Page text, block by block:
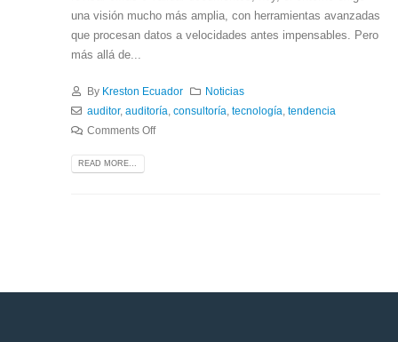
una visión mucho más amplia, con herramientas avanzadas
que procesan datos a velocidades antes impensables. Pero
más allá de...
By Kreston Ecuador
Noticias
auditor, auditoría consultoría tecnología tendencia
Comments Off
READ MORE...